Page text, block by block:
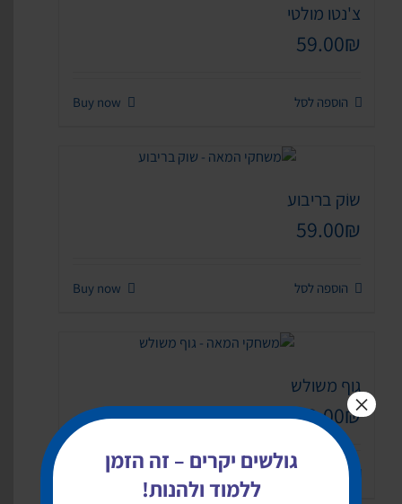
צ'נטו מולטי
59.00₪
הוספה לסל Buy now
שוֹק בריבוע
59.00₪
הוספה לסל Buy now
גוף משולש
59.00₪
הוספה לסל Buy nowגולשים יקרים – זה הזמן
ללמוד ולהנות!
×